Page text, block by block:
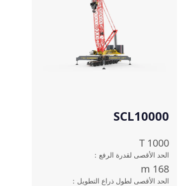
SCL10000
1000
T
الحد الأقصى لقدرة الرفع ：
168
m
الحد الأقصى لطول ذراع التطويل ：